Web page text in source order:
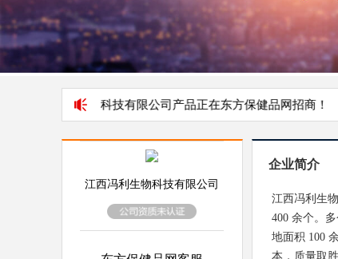
冯利生物科技有限公司产品正在东方保健品网招商！
江西冯利生物科技有限公司
企业简介
江西冯利生
400 余个。
地面积 100
本，质量取